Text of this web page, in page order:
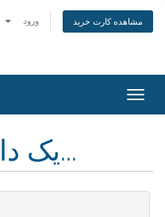
ورود مشاهده کارت خرید
تغییر
یک دامنه انتخاب کنید...